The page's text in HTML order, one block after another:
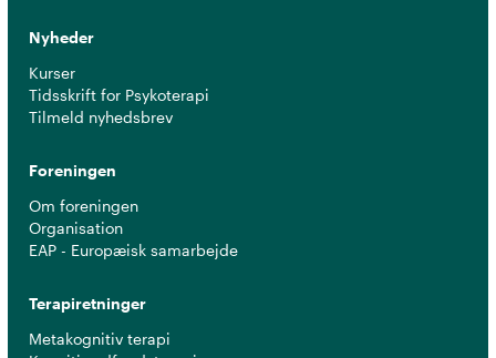
Nyheder
Kurser
Tidsskrift for Psykoterapi
Tilmeld nyhedsbrev
Foreningen
Om foreningen
Organisation
EAP - Europæisk samarbejde
Terapiretninger
Metakognitiv terapi